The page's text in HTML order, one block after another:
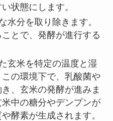
状態にします。
水分を取り除きます。
とで、発酵が進行する
玄米を特定の温度と湿
の環境下で、乳酸菌や
、玄米の発酵が進みま
中の糖分やデンプンが
酵素が生成されます。